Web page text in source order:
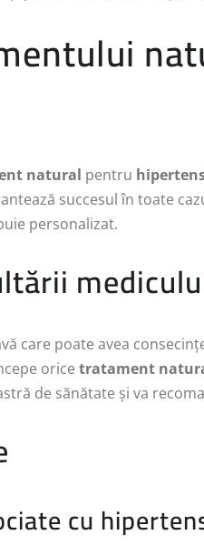
natural pentru
succesul în toate
personalizat.
care poate avea
orice tratament
de sănătate și va
cu